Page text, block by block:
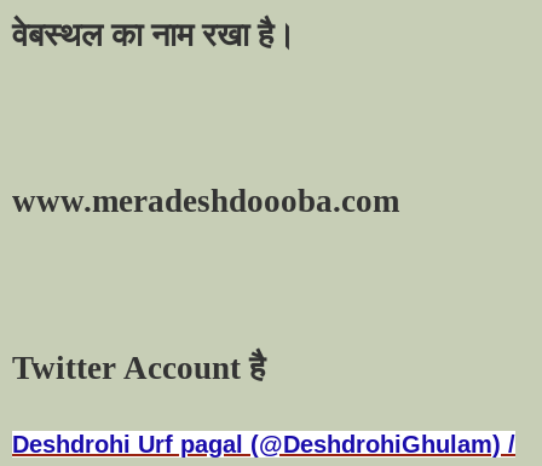
वेबस्थल का नाम रखा है।
www.meradeshdoooba.com
Twitter Accountहै
Deshdrohi Urf pagal (@DeshdrohiGhulam) /